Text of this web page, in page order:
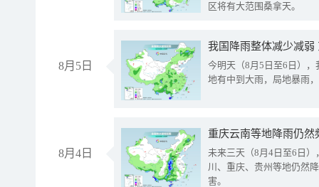
区将有大范围桑拿天。
8月5日
我国降雨整体减少减弱
今明天（8月5日至6日）
地有中到大雨，局地暴雨
8月4日
重庆云南等地降雨仍然
未来三天（8月4日至6日
川、重庆、贵州等地仍然
害。